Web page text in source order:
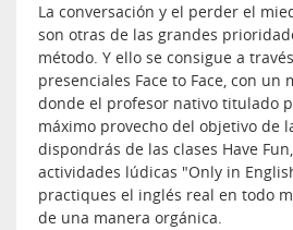
La conversación y el perder el
son otras de las grandes
método. Y ello se consigue a
presenciales Face to Face, con un
donde el profesor nativo titulado
máximo provecho del objetivo de
dispondrás de las clases Have
actividades lúdicas "Only in
practiques el inglés real en todo
de una manera orgánica.